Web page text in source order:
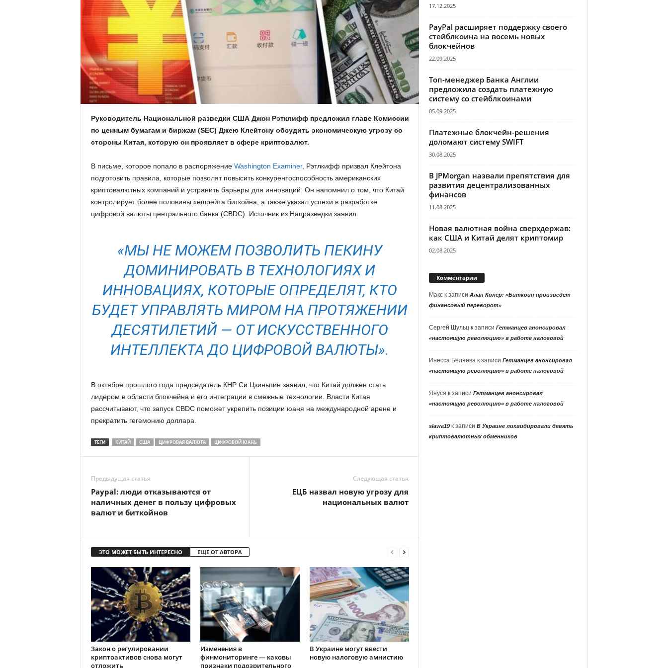
.
o
m
.
u
a
Руководитель Национальной разведки США Джон Рэтклифф предложил главе Комиссии
по ценным бумагам и биржам (SEC) Джею Клейтону обсудить экономическую угрозу со
стороны Китая, которую он проявляет в сфере криптовалют.
В письме, которое попало в распоряжение Washington Examiner, Рэтлкифф призвал Клейтона
подготовить правила, которые позволят повысить конкурентоспособность американских
криптовалютных компаний и устранить барьеры для инноваций. Он напомнил о том, что Китай
контролирует более половины хешрейта биткойна, а также указал успехи в разработке
цифровой валюты центрального банка (CBDC). Источник из Нацразведки заявил:
«МЫ НЕ МОЖЕМ ПОЗВОЛИТЬ ПЕКИНУ
ДОМИНИРОВАТЬ В ТЕХНОЛОГИЯХ И
ИННОВАЦИЯХ, КОТОРЫЕ ОПРЕДЕЛЯТ, КТО
БУДЕТ УПРАВЛЯТЬ МИРОМ НА ПРОТЯЖЕНИИ
ДЕСЯТИЛЕТИЙ — ОТ ИСКУССТВЕННОГО
ИНТЕЛЛЕКТА ДО ЦИФРОВОЙ ВАЛЮТЫ».
В октябре прошлого года председатель КНР Си Цзиньпин заявил, что Китай должен стать
лидером в области блокчейна и его интеграции в смежные технологии. Власти Китая
рассчитывают, что запуск CBDC поможет укрепить позиции юаня на международной арене и
прекратить гегемонию доллара.
ТЕГИ КИТАЙ США ЦИФРОВАЯ ВАЛЮТА ЦИФРОВОЙ ЮАНЬ
Предыдущая статья
Paypal: люди отказываются от
наличных денег в пользу цифровых
валют и биткойнов
Следующая статья
ЕЦБ назвал новую угрозу для
национальных валют
ЭТО МОЖЕТ БЫТЬ ИНТЕРЕСНО ЕЩЕ ОТ АВТОРА
Закон о регулировании
криптоактивов снова могут
отложить
Изменения в
финмониторинге — каковы
признаки подозрительного
В Украине могут ввести
новую налоговую амнистию
17.12.2025
PayPal расширяет поддержку своего
стейблкоина на восемь новых
блокчейнов
22.09.2025
Топ-менеджер Банка Англии
предложила создать платежную
систему со стейблкоинами
05.09.2025
Платежные блокчейн-решения
доломают систему SWIFT
30.08.2025
В JPMorgan назвали препятствия для
развития децентрализованных
финансов
11.08.2025
Новая валютная война сверхдержав:
как США и Китай делят криптомир
02.08.2025
Комментарии
Макск записи Алан Колер: «Биткоин произведет
финансовый переворот»
Сергей Шульцк записи Гетманцев анонсировал
«настоящую революцию» в работе налоговой
Инесса Беляевак записи Гетманцев анонсировал
«настоящую революцию» в работе налоговой
Януся к записи Гетманцев анонсировал
«настоящую революцию» в работе налоговой
slawa19к записи В Украине ликвидировали девять
криптовалютных обменников